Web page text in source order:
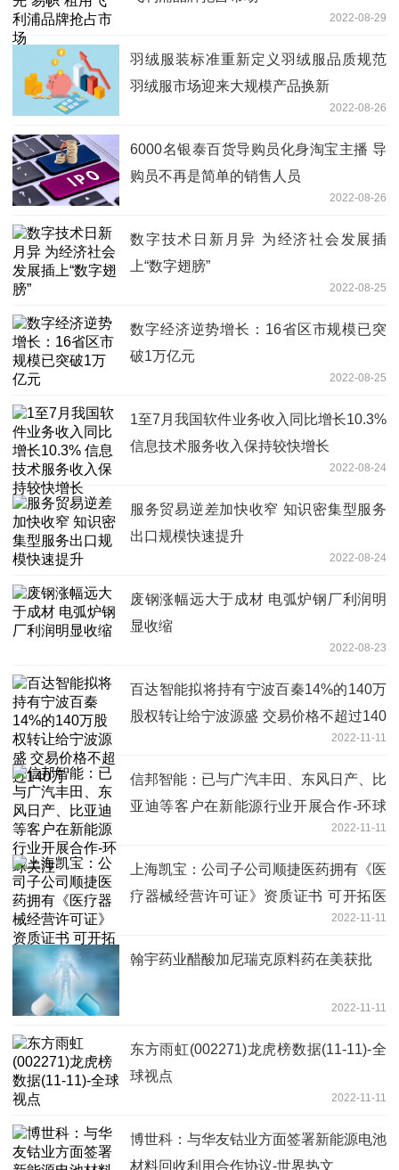
2022-08-29
羽绒服装标准重新定义羽绒服品质规范
羽绒服市场迎来大规模产品换新
2022-08-26
6000名银泰百货导购员化身淘宝主播 导
购员不再是简单的销售人员
2022-08-26
数字技术日新月异 为经济社会发展插
上“数字翅膀”
2022-08-25
数字经济逆势增长：16省区市规模已突
破1万亿元
2022-08-25
1至7月我国软件业务收入同比增长10.3%
信息技术服务收入保持较快增长
2022-08-24
服务贸易逆差加快收窄 知识密集型服务
出口规模快速提升
2022-08-24
废钢涨幅远大于成材 电弧炉钢厂利润明
显收缩
2022-08-23
百达智能拟将持有宁波百秦14%的140万
股权转让给宁波源盛 交易价格不超过140
2022-11-11
信邦智能：已与广汽丰田、东风日产、比
亚迪等客户在新能源行业开展合作-环球
2022-11-11
上海凯宝：公司子公司顺捷医药拥有《医
疗器械经营许可证》资质证书 可开拓医
疗器械相关领域的业务-焦点观察2022-11-11
翰宇药业醋酸加尼瑞克原料药在美获批
2022-11-11
东方雨虹(002271)龙虎榜数据(11-11)-全
球视点
2022-11-11
博世科：与华友钴业方面签署新能源电池
材料回收利用合作协议-世界热文